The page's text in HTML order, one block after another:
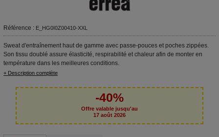
Référence : E_HG0I0Z00410-XXL
Sweat d'entraînement haut de gamme avec passe-pouces et poches zippées.
Son tissu doublé assure élasticité, respirabilité et chaleur afin de monter en
température dans les meilleures conditions.
+ Description complète
-40%
Offre valable jusqu'au
17 août 2026